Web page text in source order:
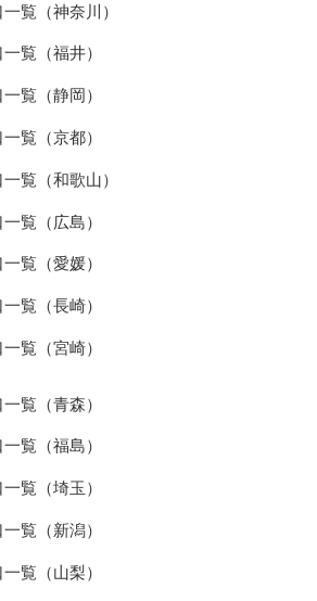
覧（神奈川）
覧（福井）
覧（静岡）
覧（京都）
覧（和歌山）
覧（広島）
覧（愛媛）
覧（長崎）
覧（宮崎）
覧（青森）
覧（福島）
覧（埼玉）
覧（新潟）
覧（山梨）